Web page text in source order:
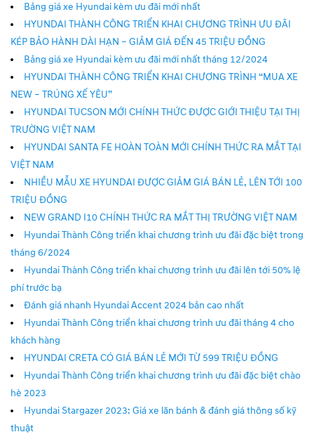
Bảng giá xe Hyundai kèm ưu đãi mới nhất
HYUNDAI THÀNH CÔNG TRIỂN KHAI CHƯƠNG TRÌNH ƯU ĐÃI
KÉP BẢO HÀNH DÀI HẠN – GIẢM GIÁ ĐẾN 45 TRIỆU ĐỒNG
Bảng giá xe Hyundai kèm ưu đãi mới nhất tháng 12/2024
HYUNDAI THÀNH CÔNG TRIỂN KHAI CHƯƠNG TRÌNH “MUA XE
NEW – TRÚNG XẾ YÊU”
HYUNDAI TUCSON MỚI CHÍNH THỨC ĐƯỢC GIỚI THIỆU TẠI THỊ
TRƯỜNG VIỆT NAM
HYUNDAI SANTA FE HOÀN TOÀN MỚI CHÍNH THỨC RA MẮT TẠI
VIỆT NAM
NHIỀU MẪU XE HYUNDAI ĐƯỢC GIẢM GIÁ BÁN LẺ, LÊN TỚI 100
TRIỆU ĐỒNG
NEW GRAND I10 CHÍNH THỨC RA MẮT THỊ TRƯỜNG VIỆT NAM
Hyundai Thành Công triển khai chương trình ưu đãi đặc biệt trong
tháng 6/2024
Hyundai Thành Công triển khai chương trình ưu đãi lên tới 50% lệ
phí trước bạ
Đánh giá nhanh Hyundai Accent 2024 bản cao nhất
Hyundai Thành Công triển khai chương trình ưu đãi tháng 4 cho
khách hàng
HYUNDAI CRETA CÓ GIÁ BÁN LẺ MỚI TỪ 599 TRIỆU ĐỒNG
Hyundai Thành Công triển khai chương trình ưu đãi đặc biệt chào
hè 2023
Hyundai Stargazer 2023: Giá xe lăn bánh & đánh giá thông số kỹ
thuật